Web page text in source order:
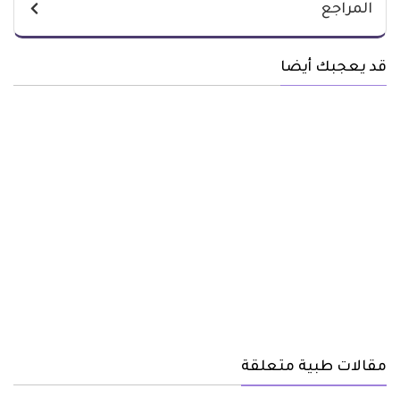
المراجع
قد يعجبك أيضا
مقالات طبية متعلقة